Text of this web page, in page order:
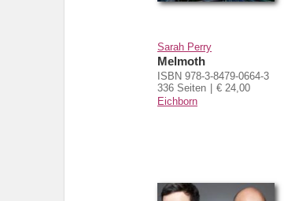
Sarah Perry
Melmoth
ISBN 978-3-8479-0664-3
336 Seiten
€ 24,00
Eichborn